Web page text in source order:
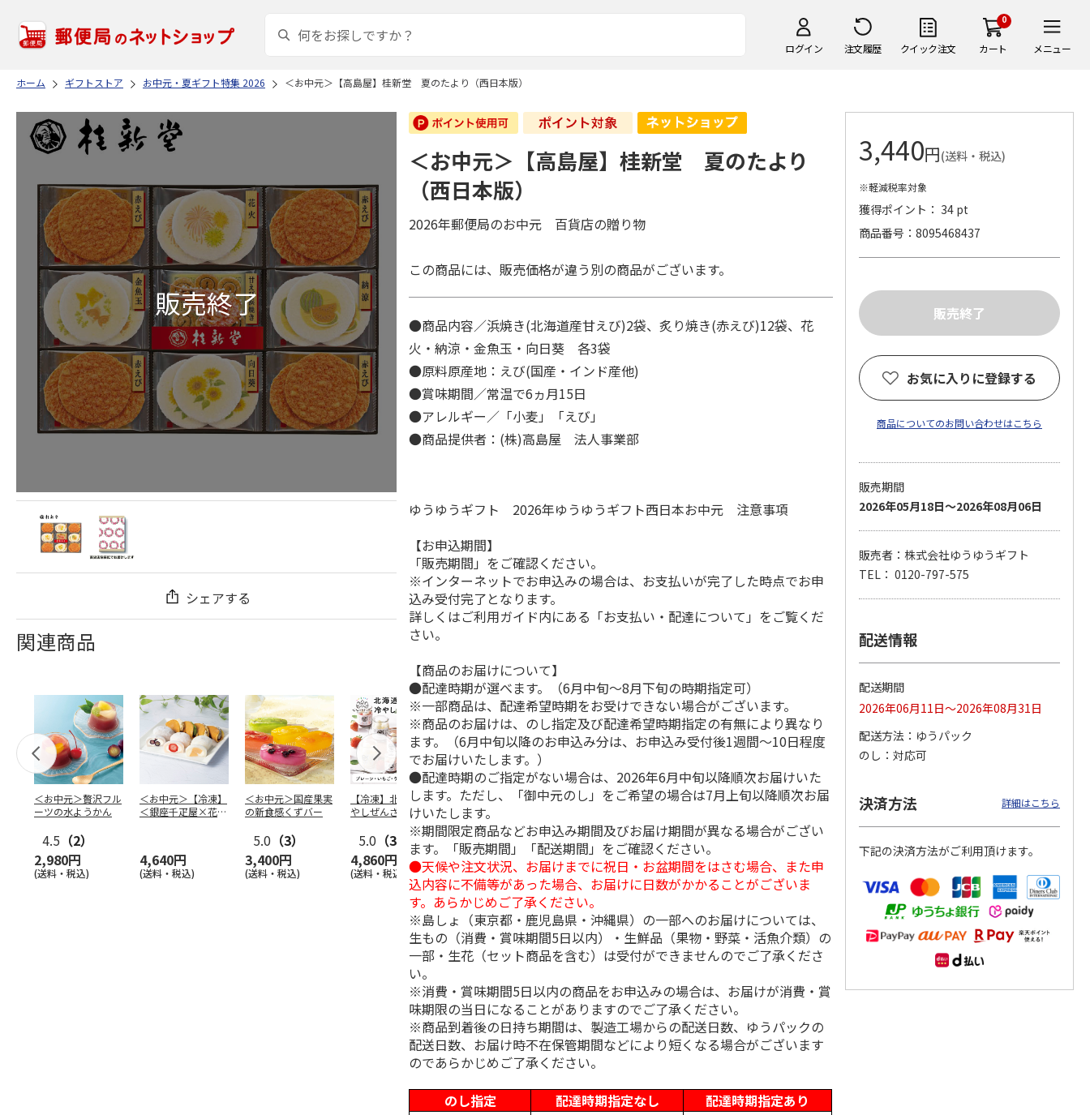
ログイン 注文履歴 クイック注文
0
カート メニュー
ホーム ギフトストア お中元・夏ギフト特集 2026 ＜お中元＞【高島屋】桂新堂 夏のたより（西日本版）
シェアする
関連商品
＜お中元＞贅沢フル
ーツの水ようかん
4.5 （2）
2,980円
(送料・税込)
＜お中元＞【冷凍】
＜銀座千疋屋×花園
4,640円
(送料・税込)
＜お中元＞国産果実
の新食感くずバー
5.0 （3）
3,400円
(送料・税込)
【冷凍】北海道 冷
やしぜんざい 3種6
5.0 （3）
4,860円
(送料・税込)
＜お中元＞東京あん
バターパンケーキ６
個入
4.0（1）
2,300円
(送料・税込)
＜お中元＞江戸日本
入
4.0（1）
2,000円
(送料・税込)
＜お中元＞ななこ
4.5（2）
2,160円
(送料・税込)
＜お中元＞ななこ
3,240円
(送料・税込)
金澤小町 KMC-15Ｒ
2,380円
＜お中元＞洋風おこ
しチュララ
3,300円
(送料・税込)
＜お中元＞【高島屋】桂新堂 夏のたより
（西日本版）
2026年郵便局のお中元 百貨店の贈り物
この商品には、販売価格が違う別の商品がございます。
●商品内容／浜焼き(北海道産甘えび)2袋、炙り焼き(赤えび)12袋、花
火・納涼・金魚玉・向日葵 各3袋
●原料原産地：えび(国産・インド産他)
●賞味期間／常温で6ヵ月15日
●アレルギー／「小麦」「えび」
●商品提供者：(株)高島屋 法人事業部
ゆうゆうギフト 2026年ゆうゆうギフト西日本お中元 注意事項
【お申込期間】
「販売期間」をご確認ください。
※インターネットでお申込みの場合は、お支払いが完了した時点でお申
込み受付完了となります。
詳しくはご利用ガイド内にある「お支払い・配達について」をご覧くだ
さい。
【商品のお届けについて】
●配達時期が選べます。（6月中旬～8月下旬の時期指定可）
※一部商品は、配達希望時期をお受けできない場合がございます。
※商品のお届けは、のし指定及び配達希望時期指定の有無により異なり
ます。（6月中旬以降のお申込み分は、お申込み受付後1週間～10日程度
でお届けいたします。）
●配達時期のご指定がない場合は、2026年6月中旬以降順次お届けいた
します。ただし、「御中元のし」をご希望の場合は7月上旬以降順次お届
けいたします。
※期間限定商品などお申込み期間及びお届け期間が異なる場合がござい
ます。「販売期間」「配送期間」をご確認ください。
●天候や注文状況、お届けまでに祝日・お盆期間をはさむ場合、また申
込内容に不備等があった場合、お届けに日数がかかることがございま
す。あらかじめご了承ください。
※島しょ（東京都・鹿児島県・沖縄県）の一部へのお届けについては、
生もの（消費・賞味期間5日以内）・生鮮品（果物・野菜・活魚介類）の
一部・生花（セット商品を含む）は受付ができませんのでご了承くださ
い。
※消費・賞味期間5日以内の商品をお申込みの場合は、お届けが消費・賞
味期限の当日になることがありますのでご了承ください。
※商品到着後の日持ち期間は、製造工場からの配送日数、ゆうパックの
配送日数、お届け時不在保管期間などにより短くなる場合がございます
のであらかじめご了承ください。
のし指定
配達時期指定なし
配達時期指定あり
3,440円(送料・税込)
※軽減税率対象
獲得ポイント： 34 pt
商品番号
8095468437
お気に入りに登録する
商品についてのお問い合わせはこちら
販売期間
2026年05月18日～2026年08月06日
販売者：株式会社ゆうゆうギフト
TEL： 0120-797-575
配送情報
配送期間
2026年06月11日～2026年08月31日
配送方法
ゆうパック
のし
対応可
決済方法 詳細はこちら
下記の決済方法がご利用頂けます。